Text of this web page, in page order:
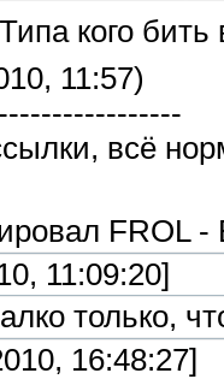
кого бить
11:57)
всё
FROL-
11:09:20]
только,
16:48:27]